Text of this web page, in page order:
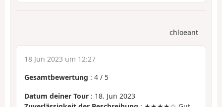
chloeant
18 Jun 2023 um 12:27
Gesamtbewertung : 4 / 5
Datum deiner Tour : 18. Jun 2023